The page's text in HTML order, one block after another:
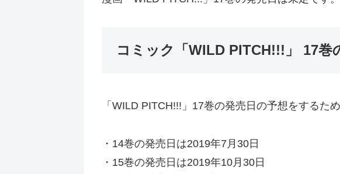
コミック「WILD PITCH!!!」 17巻
「WILD PITCH!!!」17巻の発売日の予想をするた
・14巻の発売日は2019年7月30日
・15巻の発売日は2019年10月30日